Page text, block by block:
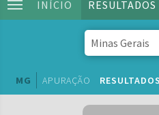
INÍCIO RESULTADOS
MG APURAÇÃO RESULTADOS